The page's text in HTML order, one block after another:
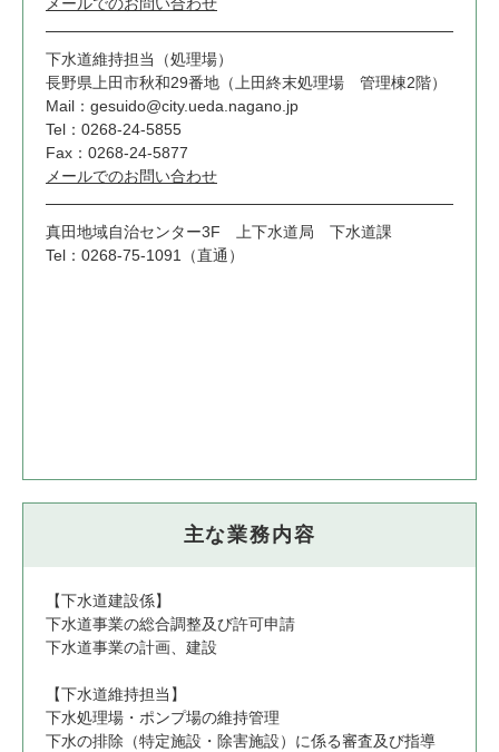
下水道維持担当（処理場）
長野県上田市秋和29番地（上田終末処理場 管理棟2階）
Mail：gesuido@city.ueda.nagano.jp
Tel：0268-24-5855
Fax：0268-24-5877
メールでのお問い合わせ
真田地域自治センター3F 上下水道局 下水道課
Tel：0268-75-1091（直通）
主な業務内容
【下水道建設係】
下水道事業の総合調整及び許可申請
下水道事業の計画、建設
【下水道維持担当】
下水処理場・ポンプ場の維持管理
下水の排除（特定施設・除害施設）に係る審査及び指導